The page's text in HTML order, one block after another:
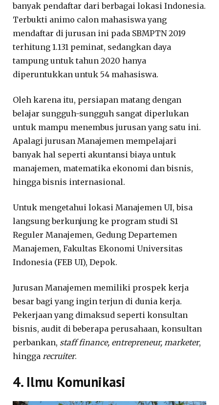
banyak pendaftar dari berbagai lokasi Indonesia.
Terbukti animo calon mahasiswa yang
mendaftar di jurusan ini pada SBMPTN 2019
terhitung 1.131 peminat, sedangkan daya
tampung untuk tahun 2020 hanya
diperuntukkan untuk 54 mahasiswa.
Oleh karena itu, persiapan matang dengan
belajar sungguh-sungguh sangat diperlukan
untuk mampu menembus jurusan yang satu ini.
Apalagi jurusan Manajemen mempelajari
banyak hal seperti akuntansi biaya untuk
manajemen, matematika ekonomi dan bisnis,
hingga bisnis internasional.
Untuk mengetahui lokasi Manajemen UI, bisa
langsung berkunjung ke program studi S1
Reguler Manajemen, Gedung Departemen
Manajemen, Fakultas Ekonomi Universitas
Indonesia (FEB UI), Depok.
Jurusan Manajemen memiliki prospek kerja
besar bagi yang ingin terjun di dunia kerja.
Pekerjaan yang dimaksud seperti konsultan
bisnis, audit di beberapa perusahaan, konsultan
perbankan, staff finance, entrepreneur, marketer,
hingga recruiter.
4. Ilmu Komunikasi